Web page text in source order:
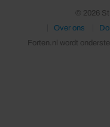
© 2026
Over ons
Forten.nl wordt